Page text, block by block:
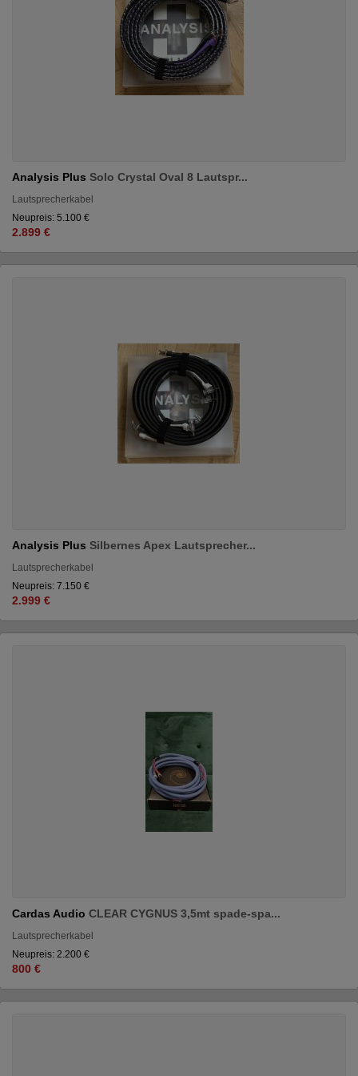
Analysis Plus Solo Crystal Oval 8 Lautspr...
Lautsprecherkabel
Neupreis: 5.100 €
2.899 €
Analysis Plus Silbernes Apex Lautsprecher...
Lautsprecherkabel
Neupreis: 7.150 €
2.999 €
Cardas Audio CLEAR CYGNUS 3,5mt spade-spa...
Lautsprecherkabel
Neupreis: 2.200 €
800 €